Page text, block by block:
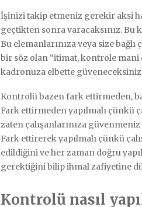
İşinizi takip etmeniz gerekir aksi
geçtikten sonra varacaksınız.
Bu elemanlarınıza veya size
bir söz olan “itimat, kontrole mani
kadronuza elbette
Kontrolü bazen fark ettirmeden,
Fark ettirmeden yapılmalı çünkü
zaten çalışanlarınıza
Fark ettirerek yapılmalı çünkü
edildiğini ve her zaman doğru
gerektiğini bilip ihmal zafiyetine
Kontrolü nasıl